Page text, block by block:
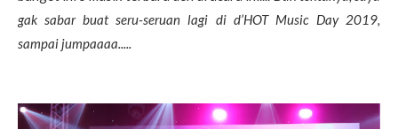
gak sabar buat seru-seruan lagi di d’HOT Music Day 2019,
sampai jumpaaaa.....